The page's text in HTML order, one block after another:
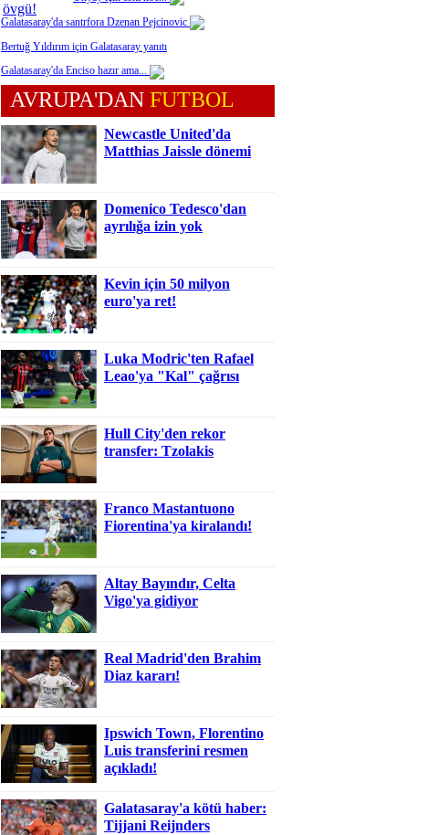
Galatasaray'da santrfora Dzenan Pejcinovic
Bertuğ Yıldırım için Galatasaray yanıtı
Galatasaray'da Enciso hazır ama...
AVRUPA'DAN FUTBOL
Newcastle United'da
Matthias Jaissle dönemi
Domenico Tedesco'dan
ayrılığa izin yok
Kevin için 50 milyon
euro'ya ret!
Luka Modric'ten Rafael
Leao'ya "Kal" çağrısı
Hull City'den rekor
transfer: Tzolakis
Franco Mastantuono
Fiorentina'ya kiralandı!
Altay Bayındır, Celta
Vigo'ya gidiyor
Real Madrid'den Brahim
Diaz kararı!
Ipswich Town, Florentino
Luis transferini resmen
açıkladı!
Galatasaray'a kötü haber:
Tijjani Reijnders